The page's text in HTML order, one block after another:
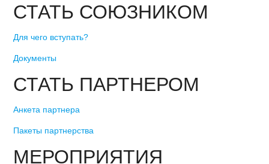
СТАТЬ СОЮЗНИКОМ
Для чего вступать?
Документы
СТАТЬ ПАРТНЕРОМ
Анкета партнера
Пакеты партнерства
МЕРОПРИЯТИЯ